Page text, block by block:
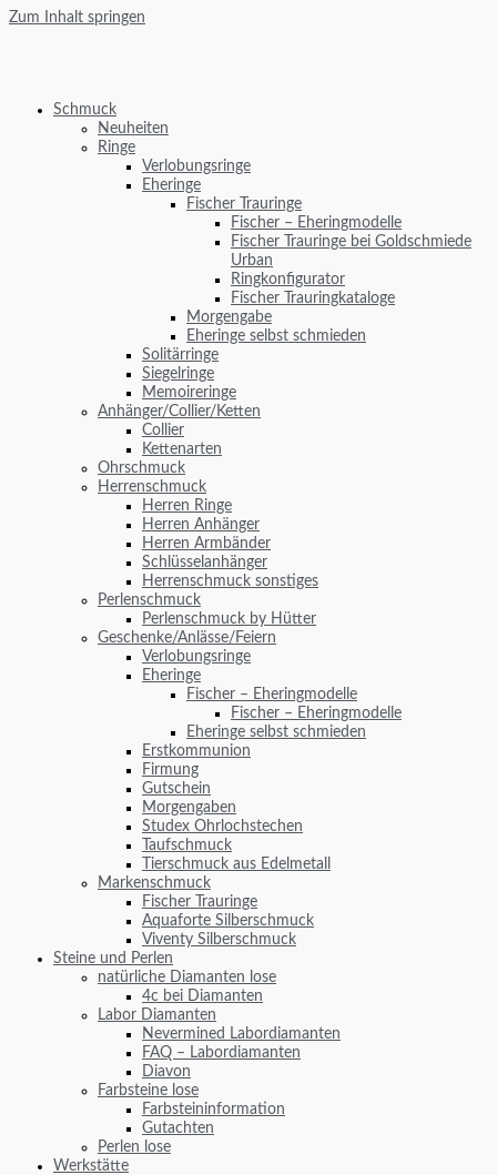
Zum Inhalt springen
Schmuck
Neuheiten
Ringe
Verlobungsringe
Eheringe
Fischer Trauringe
Fischer – Eheringmodelle
Fischer Trauringe bei Goldschmiede
Urban
Ringkonfigurator
Fischer Trauringkataloge
Morgengabe
Eheringe selbst schmieden
Solitärringe
Siegelringe
Memoireringe
Anhänger/Collier/Ketten
Collier
Kettenarten
Ohrschmuck
Herrenschmuck
Herren Ringe
Herren Anhänger
Herren Armbänder
Schlüsselanhänger
Herrenschmuck sonstiges
Perlenschmuck
Perlenschmuck by Hütter
Geschenke/Anlässe/Feiern
Verlobungsringe
Eheringe
Fischer – Eheringmodelle
Fischer – Eheringmodelle
Eheringe selbst schmieden
Erstkommunion
Firmung
Gutschein
Morgengaben
Studex Ohrlochstechen
Taufschmuck
Tierschmuck aus Edelmetall
Markenschmuck
Fischer Trauringe
Aquaforte Silberschmuck
Viventy Silberschmuck
Steine und Perlen
natürliche Diamanten lose
4c bei Diamanten
Labor Diamanten
Nevermined Labordiamanten
FAQ – Labordiamanten
Diavon
Farbsteine lose
Farbsteininformation
Gutachten
Perlen lose
Werkstätte